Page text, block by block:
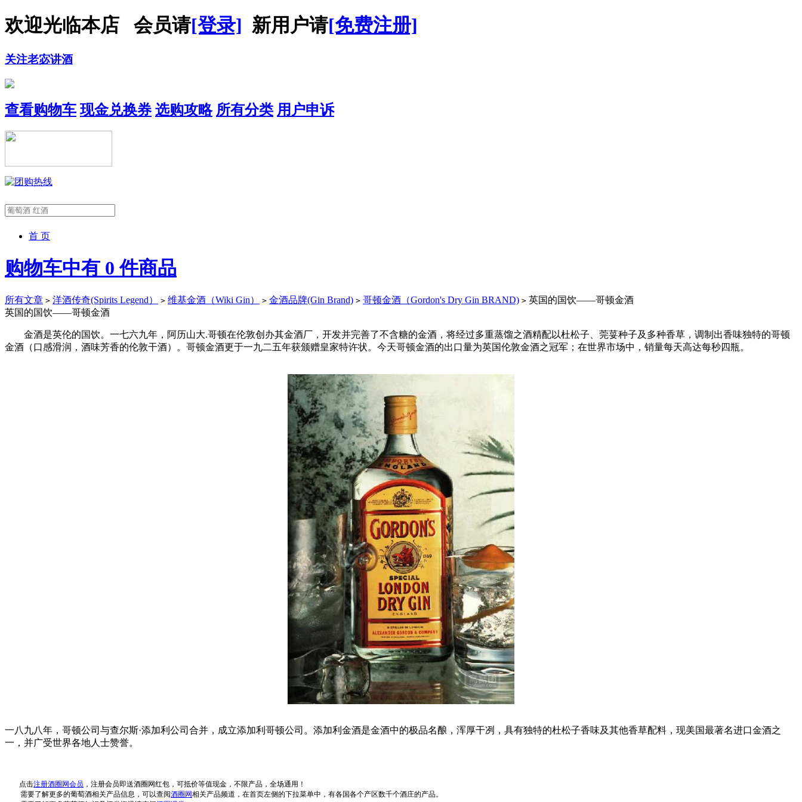
欢迎光临本店 会员请[登录] 新用户请[免费注册]
关注老宓讲酒
查看购物车 现金兑换券 选购攻略 所有分类 用户申诉
首 页
购物车中有 0 件商品
所有文章 > 洋酒传奇(Spirits Legend） > 维基金酒（Wiki Gin） > 金酒品牌(Gin Brand) > 哥顿金酒（Gordon's Dry Gin BRAND) > 英国的国饮——哥顿金酒
英国的国饮——哥顿金酒
金酒是英伦的国饮。一七六九年，阿历山大.哥顿在伦敦创办其金酒厂，开发并完善了不含糖的金酒，将经过多重蒸馏之酒精配以杜松子、莞荽种子及多种香草，调制出香味独特的哥顿
金酒（口感滑润，酒味芳香的伦敦干酒）。哥顿金酒更于一九二五年获颁赠皇家特许状。今天哥顿金酒的出口量为英国伦敦金酒之冠军；在世界市场中，销量每天高达每秒四瓶。
一八九八年，哥顿公司与查尔斯·添加利公司合并，成立添加利哥顿公司。添加利金酒是金酒中的极品名酿，浑厚干冽，具有独特的杜松子香味及其他香草配料，现美国最著名进口金酒之
一，并广受世界各地人士赞誉。
点击注册酒圈网会员 ，注册会员即送酒圈网红包，可抵价等值现金，不限产品，全场通用！
需要了解更多的葡萄酒相关产品信息，可以查阅酒圈网相关产品频道，在首页左侧的下拉菜单中，有各国各个产区数千个酒庄的产品。